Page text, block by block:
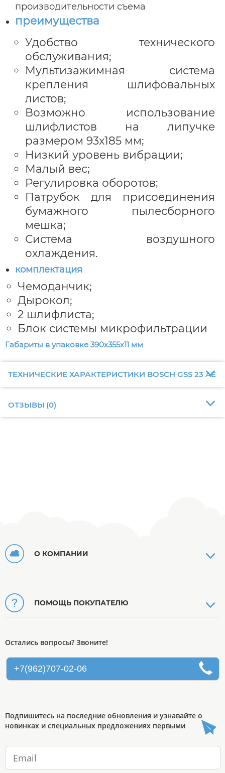
производительности съема
преимущества
Удобство технического
обслуживания;
Мультизажимная система
крепления шлифовальных
листов;
Возможно использование
шлифлистов на липучке
размером 93х185 мм;
Низкий уровень вибрации;
Малый вес;
Регулировка оборотов;
Патрубок для присоединения
бумажного пылесборного
мешка;
Система воздушного
охлаждения.
комплектация
Чемоданчик;
Дырокол;
2 шлифлиста;
Блок системы микрофильтрации
Габариты в упаковке 390х355х11 мм
ТЕХНИЧЕСКИЕ ХАРАКТЕРИСТИКИ BOSCH GSS 23 AE
ОТЗЫВЫ (0)
О КОМПАНИИ
ПОМОЩЬ ПОКУПАТЕЛЮ
Остались вопросы? Звоните!
+7(962)707-02-06
Подпишитесь на последние обновления и узнавайте о
новинках и специальных предложениях первыми